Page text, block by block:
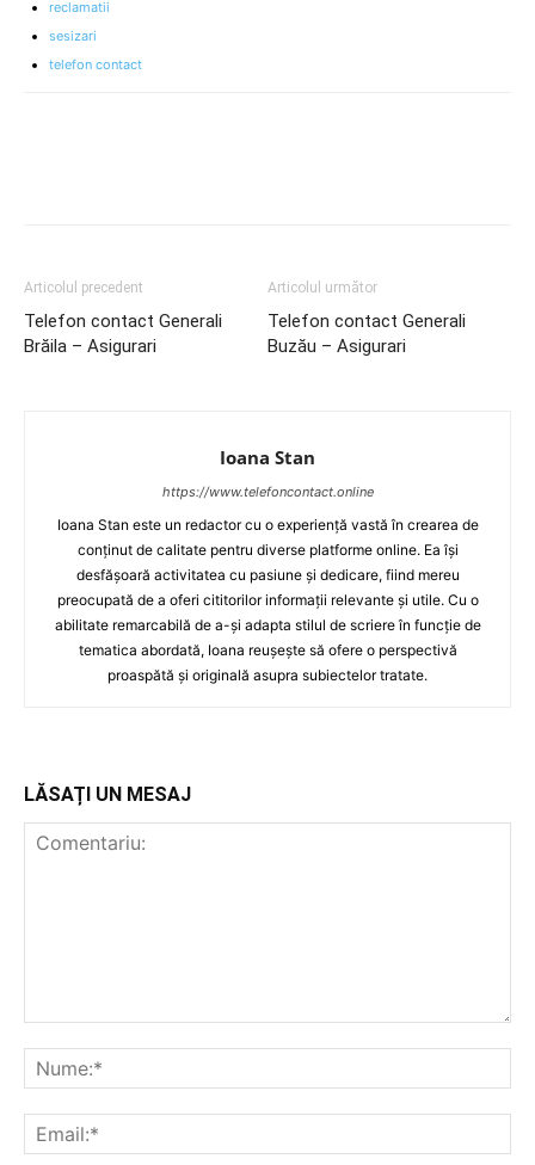
reclamatii
sesizari
telefon contact
Articolul precedent
Telefon contact Generali
Brăila – Asigurari
Articolul următor
Telefon contact Generali
Buzău – Asigurari
Ioana Stan
https://www.telefoncontact.online
Ioana Stan este un redactor cu o experiență vastă în crearea de
conținut de calitate pentru diverse platforme online. Ea își
desfășoară activitatea cu pasiune și dedicare, fiind mereu
preocupată de a oferi cititorilor informații relevante și utile. Cu o
abilitate remarcabilă de a-și adapta stilul de scriere în funcție de
tematica abordată, Ioana reușește să ofere o perspectivă
proaspătă și originală asupra subiectelor tratate.
LĂSAȚI UN MESAJ